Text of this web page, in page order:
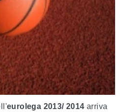
eurolega 2013/ 2014 arriva